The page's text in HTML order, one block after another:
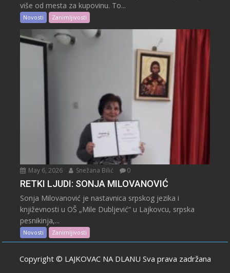
više od mesta za kupovinu. To...
Novosti Zanimljivosti
May 6, 2026 Snežana Bilić 0
RETKI LJUDI: SONJA MILOVANOVIĆ
Sonja Milovanović je nastavnica srpskog jezika i
književnosti u OŠ „Mile Dubljević“ u Lajkovcu, srpska
pesnikinja,...
Novosti Zanimljivosti
Copyright © LAJKOVAC NA DLANU Sva prava zadržana